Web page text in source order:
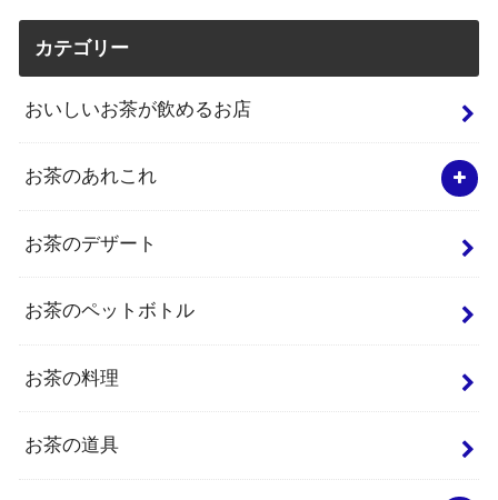
カテゴリー
おいしいお茶が飲めるお店
お茶のあれこれ
お茶のデザート
お茶のペットボトル
お茶の料理
お茶の道具